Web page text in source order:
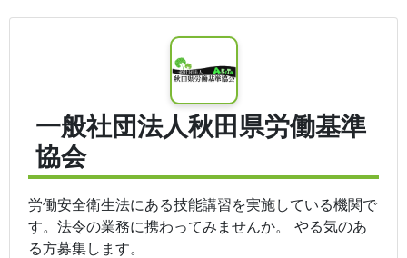
一般社団法人秋田県労働基準
協会
労働安全衛生法にある技能講習を実施している機関で
す。法令の業務に携わってみませんか。 やる気のあ
る方募集します。